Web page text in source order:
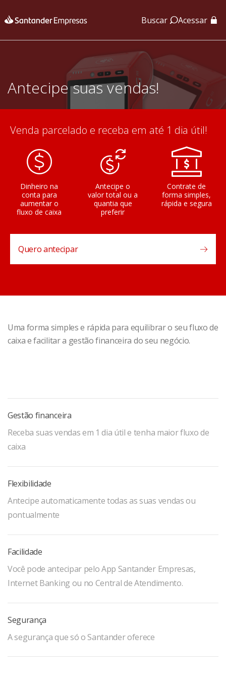
App Santander
App Santander Empresas
Buscar Acessar
Antecipe suas vendas!
Venda parcelado e receba em até 1 dia útil!
Dinheiro na
conta para
aumentar o
fluxo de caixa
Antecipe o
valor total ou a
quantia que
preferir
Contrate de
forma simples,
rápida e segura
Quero antecipar
Uma forma simples e rápida para equilibrar o seu fluxo de
caixa e facilitar a gestão financeira do seu negócio.
Gestão financeira
Receba suas vendas em 1 dia útil e tenha maior fluxo de
caixa
Flexibilidade
Antecipe automaticamente todas as suas vendas ou
pontualmente
Facilidade
Você pode antecipar pelo App Santander Empresas,
Internet Banking ou no Central de Atendimento.
Segurança
A segurança que só o Santander oferece